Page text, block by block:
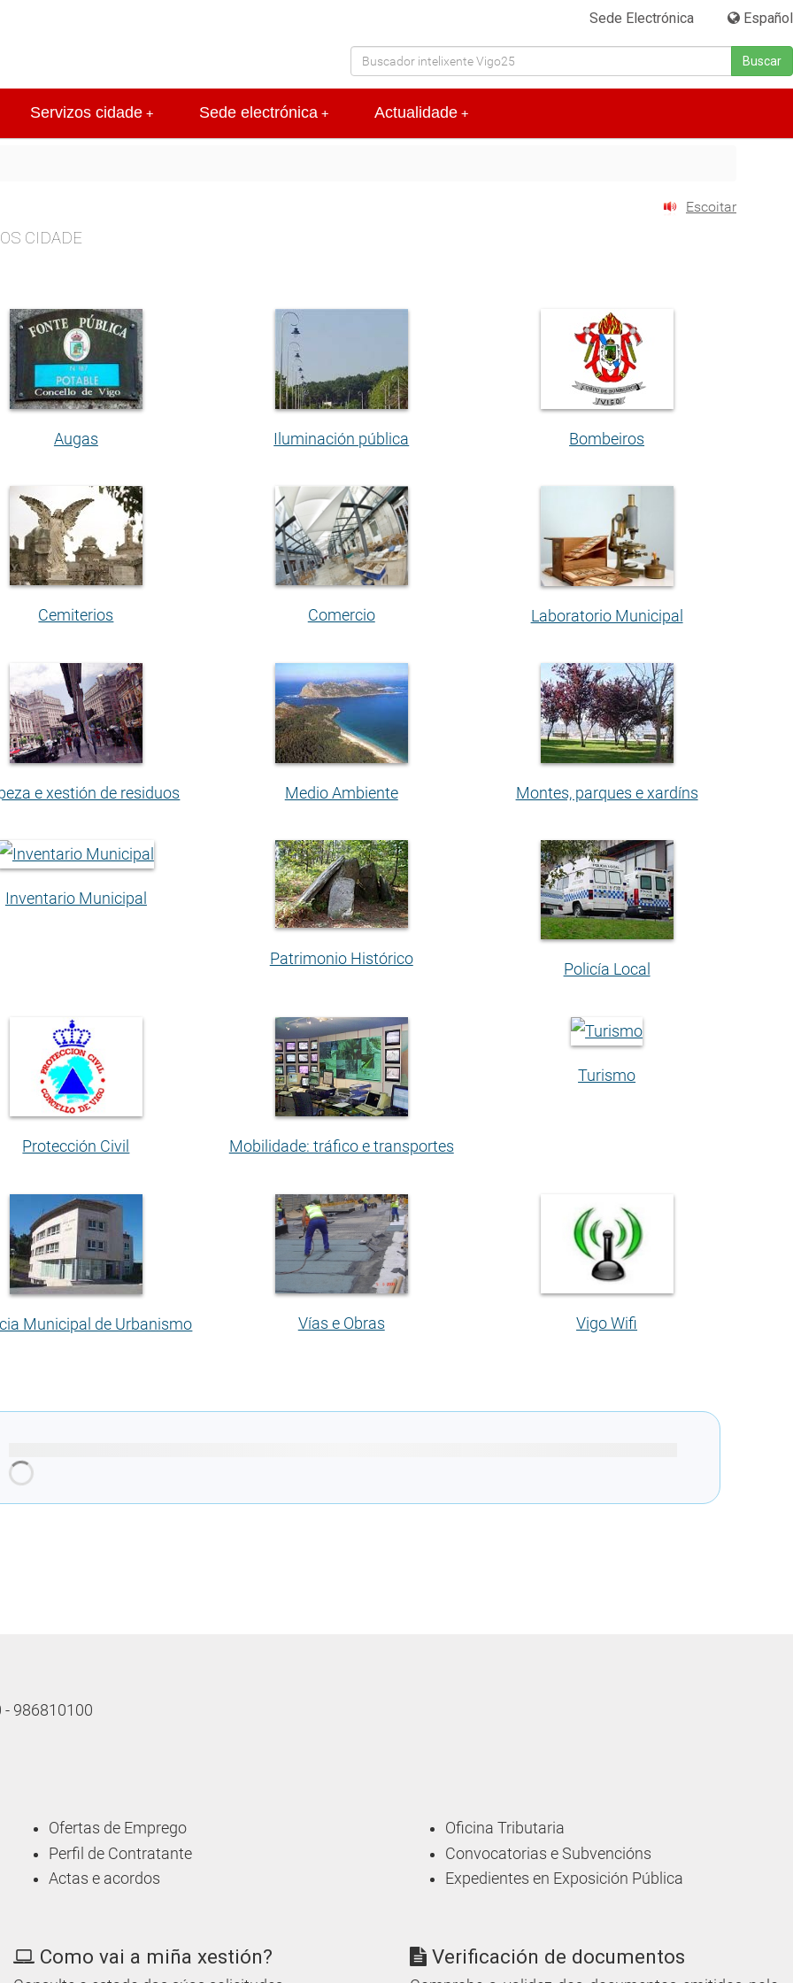
Sede Electrónica Español
Buscar
+
Servizos cidade +
Sede electrónica +
Actualidade
Escoitar
CIDADE
Augas Iluminación pública Bombeiros
Cemiterios Comercio Laboratorio Municipal
e xestión de residuos Medio Ambiente Montes, parques e xardíns
Inventario Municipal
Patrimonio Histórico
Policía Local
Protección Civil Mobilidade: tráfico e transportes
Turismo
Municipal de Urbanismo Vías e Obras Vigo Wifi
Cargando recomendacións
- 986810100
Ofertas de Emprego
Perfil de Contratante
Actas e acordos
Oficina Tributaria
Convocatorias e Subvencións
Expedientes en Exposición Pública
Como vai a miña xestión? Verificación de documentos